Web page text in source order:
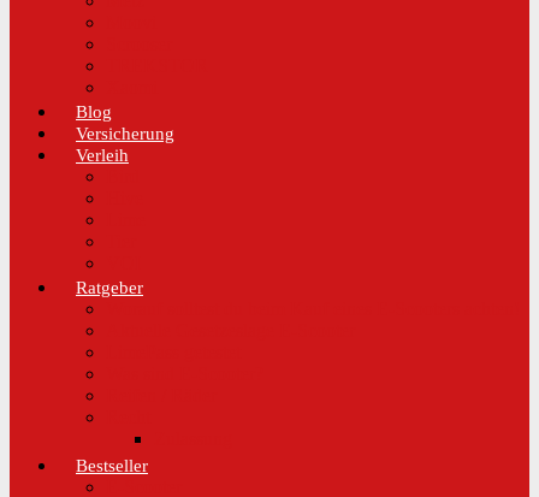
Blog
Versicherung
Verleih
Ratgeber
Bestseller